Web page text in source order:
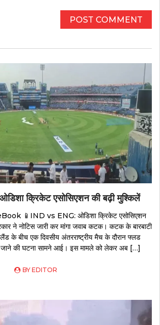
क्रिकेट एसोसिएशन की बढ़ी मुश्किलें
📱IND vs ENG: ओडिशा क्रिकेट एसोसिएशन
ने नोटिस जारी कर मांगा जवाब कटक। कटक के बारबाटी
के बीच एक दिवसीय अंतरराष्ट्रीय मैच के दौरान फ्लड
की घटना सामने आई। इस मामले को लेकर अब […]
BY EDITOR